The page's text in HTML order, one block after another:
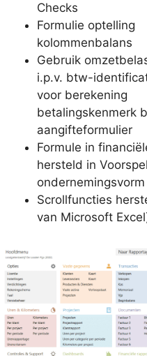
Checks
Formulie optelling
kolommenbalans
Gebruik
i.p.v. btw-
voor berekening
betalingskenmerk
aangifteformulier
Formule in
hersteld in
Scrollfuncties
van Microsoft